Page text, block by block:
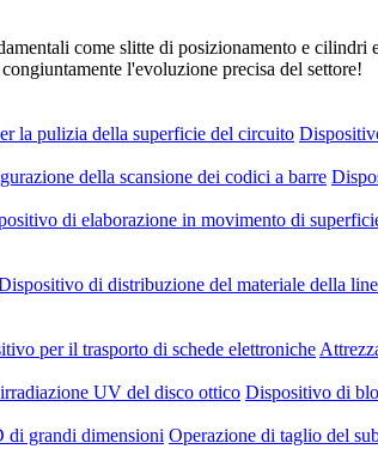
come slitte di posizionamento e
l'evoluzione precisa del settore!
la pulizia della superficie del circuito
della scansione dei codici a barre
di elaborazione in movimento di
di distribuzione del materiale della
per il trasporto di schede elettroniche
UV del disco ottico Dispositivo di
di grandi dimensioni Operazione di taglio del